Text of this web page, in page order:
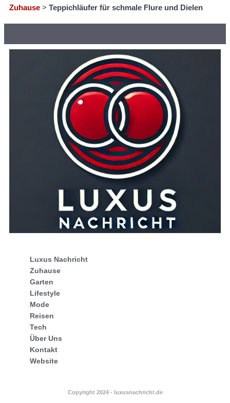
Zuhause > Teppichläufer für schmale Flure und Dielen
Luxus Nachricht
Zuhause
Garten
Lifestyle
Mode
Reisen
Tech
Über Uns
Kontakt
Website
Copyright 2024 - luxusnachricht.de